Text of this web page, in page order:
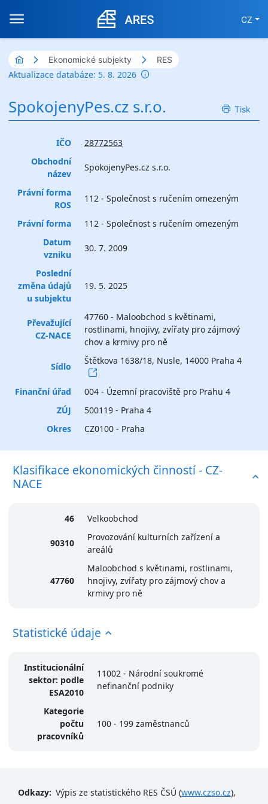
CZ
Ekonomické subjekty RES
Aktualizace databáze: 5. 8. 2026
SpokojenyPes.cz s.r.o. Tisk
IČO
28772563
Obchodní
název
SpokojenyPes.cz s.r.o.
Právní forma
ROS
112 - Společnost s ručením omezeným
Právní forma
112 - Společnost s ručením omezeným
Datum
vzniku
30. 7. 2009
Poslední
změna údajů
u subjektu
19. 5. 2025
Převažující
CZ-NACE
47760 - Maloobchod s květinami,
rostlinami, hnojivy, zvířaty pro zájmový
chov a krmivy pro ně
Sídlo
Štětkova 1638/18, Nusle, 14000 Praha 4
Finanční úřad
004 - Územní pracoviště pro Prahu 4
ZÚJ
500119 - Praha 4
Okres
CZ0100 - Praha
Klasifikace ekonomických činností - CZ-
NACE
46 Velkoobchod
90310
Provozování kulturních zařízení a
areálů
47760
Maloobchod s květinami, rostlinami,
hnojivy, zvířaty pro zájmový chov a
krmivy pro ně
Statistické údaje
Institucionální
sektor: podle
ESA2010
11002 - Národní soukromé
nefinanční podniky
Kategorie
počtu
pracovníků
100 - 199 zaměstnanců
Odkazy: Výpis ze statistického RES ČSÚ (www.czso.cz),